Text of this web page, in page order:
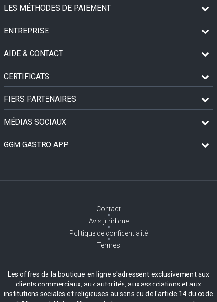
LES MÉTHODES DE PAIEMENT
ENTREPRISE
AIDE & CONTACT
CERTIFICATS
FIERS PARTENAIRES
MÉDIAS SOCIAUX
GGM GASTRO APP
Contact
Avis juridique
Politique de confidentialité
Termes
Les offres de la boutique en ligne s'adressent exclusivement aux
clients commerciaux, aux autorités, aux associations et aux
institutions sociales et religieuses au sens du de l'article 14 du code